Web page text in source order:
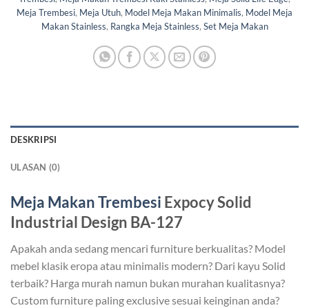
Meja Trembesi, Meja Utuh, Model Meja Makan Minimalis, Model Meja
Makan Stainless, Rangka Meja Stainless, Set Meja Makan
DESKRIPSI
ULASAN (0)
Meja Makan Trembesi Expocy Solid
Industrial Design BA-127
Apakah anda sedang mencari furniture berkualitas? Model
mebel klasik eropa atau minimalis modern? Dari kayu Solid
terbaik? Harga murah namun bukan murahan kualitasnya?
Custom furniture paling exclusive sesuai keinginan anda?